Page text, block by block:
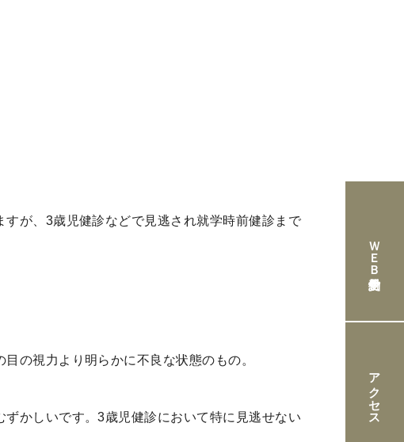
が、3歳児健診などで見逃され就学時前健診まで
の視力より明らかに不良な状態のもの。
かしいです。3歳児健診において特に見逃せない
ＷＥＢ予約受付
アクセス